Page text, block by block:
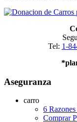
Tel: 1-
Aseguranza
carro
6
Comprar